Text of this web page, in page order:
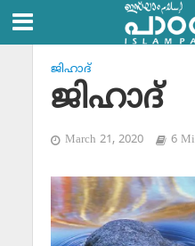
ജിഹാദ്‌
ജിഹാദ്
March 21, 2020 6